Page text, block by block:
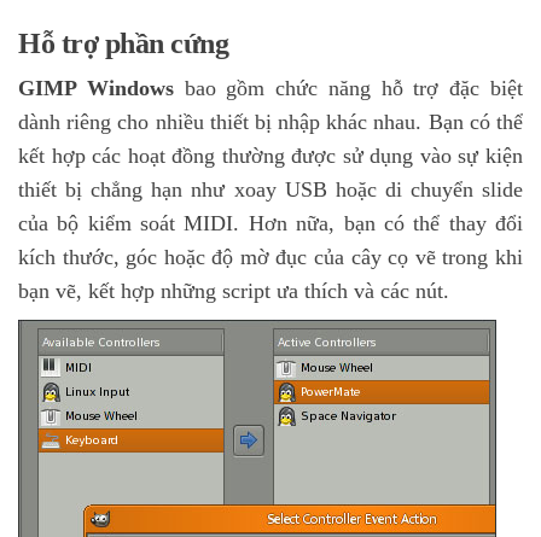
Hỗ trợ phần cứng
GIMP Windowsbao gồm chức năng hỗ trợ đặc biệt
dành riêng cho nhiều thiết bị nhập khác nhau. Bạn có thể
kết hợp các hoạt đồng thường được sử dụng vào sự kiện
thiết bị chẳng hạn như xoay USB hoặc di chuyển slide
của bộ kiểm soát MIDI. Hơn nữa, bạn có thể thay đổi
kích thước, góc hoặc độ mờ đục của cây cọ vẽ trong khi
bạn vẽ, kết hợp những script ưa thích và các nút.